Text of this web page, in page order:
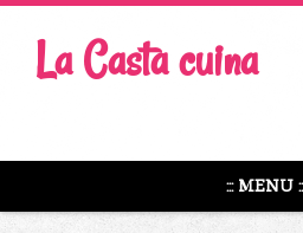
La Casta cuina
::: MENU